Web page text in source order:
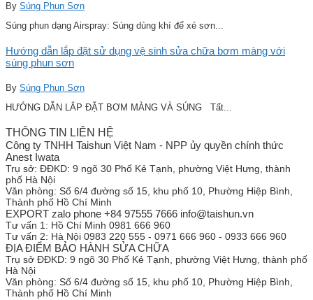
By Súng Phun Sơn
Súng phun dạng Airspray: Súng dùng khí để xé sơn...
Hướng dẫn lắp đặt sử dụng vệ sinh sửa chữa bơm màng với
súng phun sơn
By Súng Phun Sơn
HƯỚNG DẪN LẮP ĐẶT BƠM MÀNG VÀ SÚNG Tất...
THÔNG TIN LIÊN HỆ
Công ty TNHH Taishun Việt Nam - NPP ủy quyền chính thức
Anest Iwata
Trụ sở: ĐĐKD: 9 ngõ 30 Phố Kẻ Tạnh, phường Việt Hưng, thành
phố Hà Nội
Văn phòng: Số 6/4 đường số 15, khu phố 10, Phường Hiệp Bình,
Thành phố Hồ Chí Minh
EXPORT zalo phone +84 97555 7666 info@taishun.vn
Tư vấn 1: Hồ Chí Minh 0981 666 960
Tư vấn 2: Hà Nội 0983 220 555 - 0971 666 960 - 0933 666 960
ĐỊA ĐIỂM BẢO HÀNH SỬA CHỮA
Trụ sở ĐĐKD: 9 ngõ 30 Phố Kẻ Tạnh, phường Việt Hưng, thành phố
Hà Nội
Văn phòng: Số 6/4 đường số 15, khu phố 10, Phường Hiệp Bình,
Thành phố Hồ Chí Minh